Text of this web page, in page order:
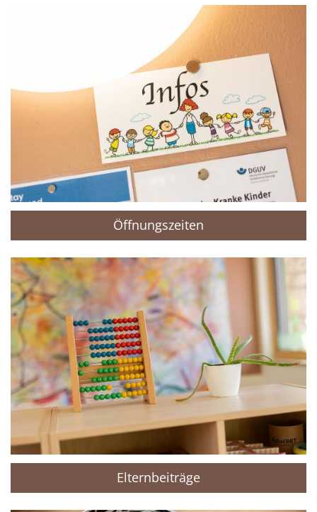
Öffnungszeiten
Elternbeiträge